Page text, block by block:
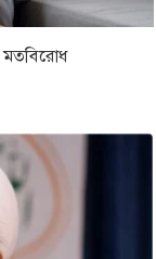
মতবিরোধ